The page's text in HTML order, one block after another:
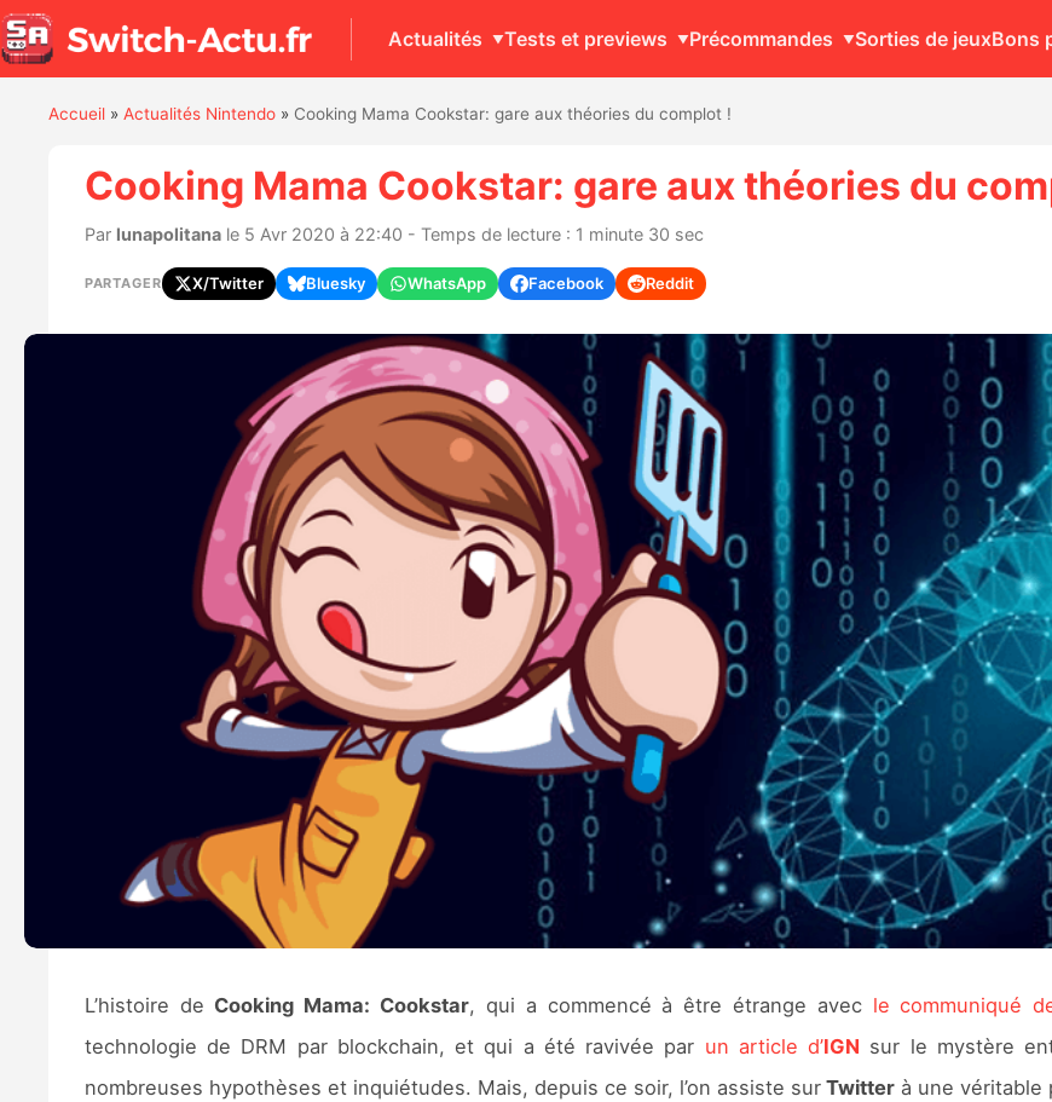
Actualités Tests et previews Précommandes Sorties de jeuxBons
Accueil» Actualités Nintendo» Cooking Mama Cookstar: gare aux théories du complot !
Cooking Mama Cookstar: gare aux théories du
Par lunapolitanale 5 Avr 2020 à 22:40 - Temps de lecture : 1 minute 30 sec
PARTAGER X/Twitter Bluesky WhatsApp Facebook Reddit
L’histoire de Cooking Mama: Cookstar, qui a commencé à être étrange avec le communiqué
technologie de DRM par blockchain, et qui a été ravivée par un article d’IGN sur le mystère
nombreuses hypothèses et inquiétudes. Mais, depuis ce soir, l’on assiste surTwitterà une véritable